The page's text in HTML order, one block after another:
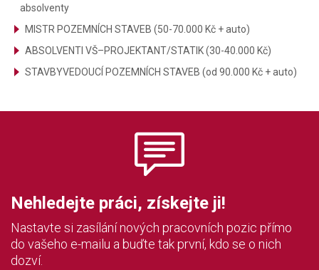
absolventy
MISTR POZEMNÍCH STAVEB (50-70.000 Kč + auto)
ABSOLVENTI VŠ–PROJEKTANT/STATIK (30-40.000 Kč)
STAVBYVEDOUCÍ POZEMNÍCH STAVEB (od 90.000 Kč + auto)
Nehledejte práci, získejte ji!
Nastavte si zasílání nových pracovních pozic přímo
do vašeho e-mailu a buďte tak první, kdo se o nich
dozví.